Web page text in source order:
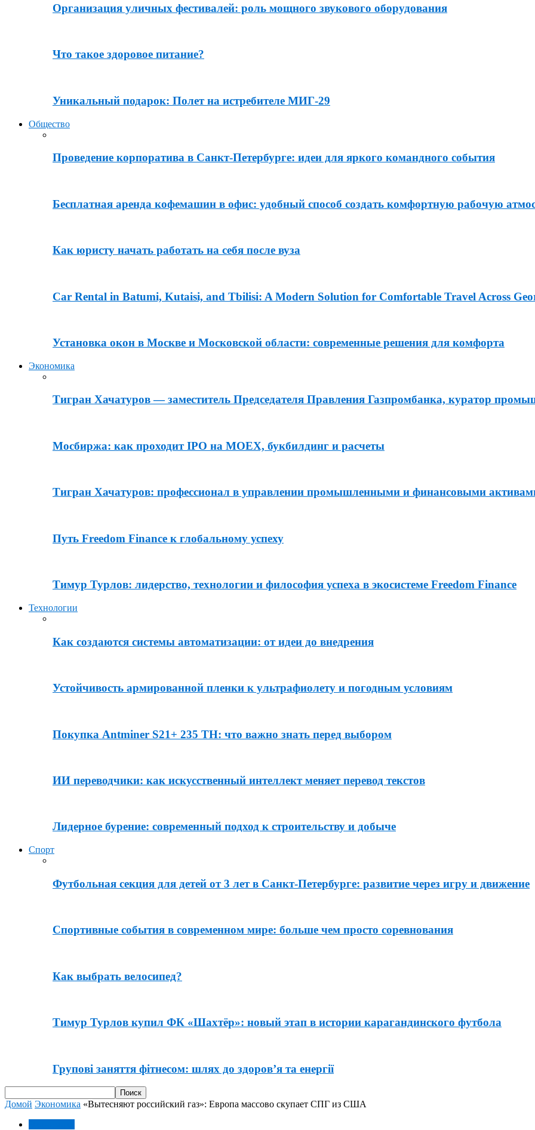
Организация уличных фестивалей: роль мощного звукового оборудования
Что такое здоровое питание?
Уникальный подарок: Полет на истребителе МИГ-29
Общество
Проведение корпоратива в Санкт-Петербурге: идеи для яркого командного события
Бесплатная аренда кофемашин в офис: удобный способ создать комфортную рабочую
Как юристу начать работать на себя после вуза
Car Rental in Batumi, Kutaisi, and Tbilisi: A Modern Solution for Comfortable Travel Across
Установка окон в Москве и Московской области: современные решения для комфорта
Экономика
Тигран Хачатуров — заместитель Председателя Правления Газпромбанка, куратор
Мосбиржа: как проходит IPO на MOEX, букбилдинг и расчеты
Тигран Хачатуров: профессионал в управлении промышленными и финансовыми
Путь Freedom Finance к глобальному успеху
Тимур Турлов: лидерство, технологии и философия успеха в экосистеме Freedom Finance
Технологии
Как создаются системы автоматизации: от идеи до внедрения
Устойчивость армированной пленки к ультрафиолету и погодным условиям
Покупка Antminer S21+ 235 TH: что важно знать перед выбором
ИИ переводчики: как искусственный интеллект меняет перевод текстов
Лидерное бурение: современный подход к строительству и добыче
Спорт
Футбольная секция для детей от 3 лет в Санкт-Петербурге: развитие через игру и движение
Спортивные события в современном мире: больше чем просто соревнования
Как выбрать велосипед?
Тимур Турлов купил ФК «Шахтёр»: новый этап в истории карагандинского футбола
Групові заняття фітнесом: шлях до здоров’я та енергії
Домой Экономика «Вытесняют российский газ»: Европа массово скупает СПГ из США